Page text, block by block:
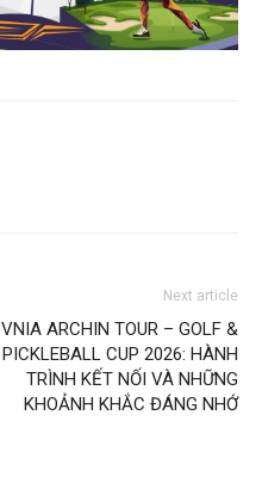
Next article
VNIA ARCHIN TOUR – GOLF &
PICKLEBALL CUP 2026: HÀNH
TRÌNH KẾT NỐI VÀ NHỮNG
KHOẢNH KHẮC ĐÁNG NHỚ